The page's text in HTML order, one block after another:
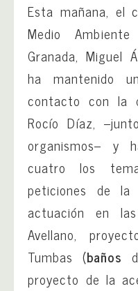
Esta mañana, el
Medio
Granada, Miguel
ha mantenido
contacto con la
Rocío Díaz,
organismos– y
cuatro los
peticiones de
actuación en las
Avellano,
Tumbas (baños
proyecto de la